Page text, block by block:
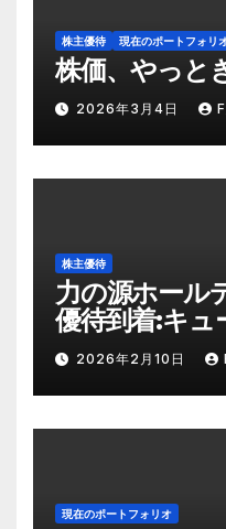
株主優待 現在のポートフォリ
株価、やっと
2026年3月4日
株主優待
力の源ホール
優待到着:キュ
物帰りに使う
2026年2月10日
現在のポートフォリオ